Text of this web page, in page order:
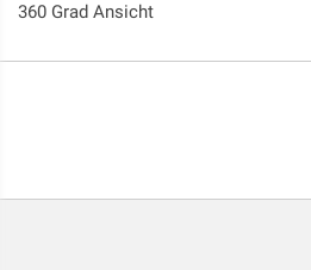
360 Grad Ansicht